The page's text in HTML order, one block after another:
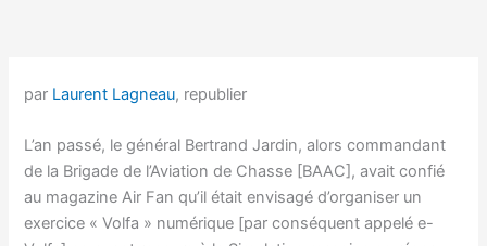
par Laurent Lagneau, republier
L’an passé, le général Bertrand Jardin, alors commandant
de la Brigade de l’Aviation de Chasse [BAAC], avait confié
au magazine Air Fan qu’il était envisagé d’organiser un
exercice « Volfa » numérique [par conséquent appelé e-